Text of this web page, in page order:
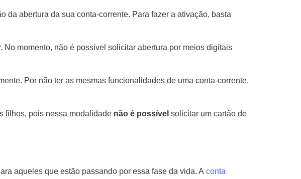
da abertura da sua conta-corrente. Para fazer a ativação, basta
momento, não é possível solicitar abertura por meios digitais
Por não ter as mesmas funcionalidades de uma conta-corrente,
filhos, pois nessa modalidade não é possível solicitar um cartão de
aqueles que estão passando por essa fase da vida. A conta